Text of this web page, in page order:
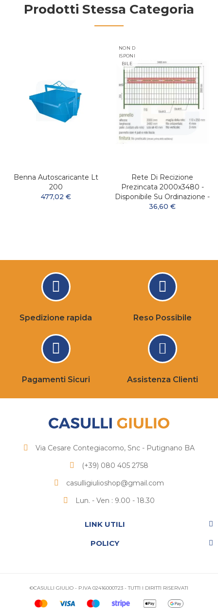
Prodotti Stessa Categoria
Benna Autoscaricante Lt
200
477,02 €
NON D
ISPONI
BILE
Rete Di Recizione
Prezincata 2000x3480 -
Disponibile Su Ordinazione -
36,60 €
Spedizione rapida Reso Possibile
Pagamenti Sicuri Assistenza Clienti
Via Cesare Contegiacomo, Snc - Putignano BA
(+39) 080 405 2758
casulligiulioshop@gmail.com
Lun. - Ven : 9.00 - 18.30
LINK UTILI
POLICY
©CASULLI GIULIO - P.IVA 02416000723 - TUTTI I DIRITTI RISERVATI